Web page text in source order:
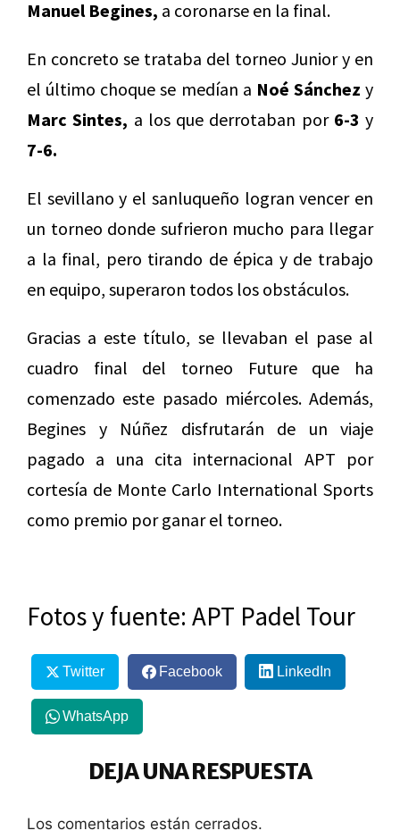
Manuel Begines, a coronarse en la final.
En concreto se trataba del torneo Junior y en
el último choque se medían a Noé Sánchez y
Marc Sintes, a los que derrotaban por 6-3 y
7-6.
El sevillano y el sanluqueño logran vencer en
un torneo donde sufrieron mucho para llegar
a la final, pero tirando de épica y de trabajo
en equipo, superaron todos los obstáculos.
Gracias a este título, se llevaban el pase al
cuadro final del torneo Future que ha
comenzado este pasado miércoles. Además,
Begines y Núñez disfrutarán de un viaje
pagado a una cita internacional APT por
cortesía de Monte Carlo International Sports
como premio por ganar el torneo.
Fotos y fuente: APT Padel Tour
Twitter Facebook LinkedIn
WhatsApp
DEJA UNA RESPUESTA
Los comentarios están cerrados.